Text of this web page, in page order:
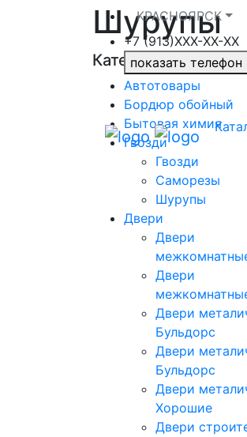
КРАСНОЯРСК
+7 (913)ХXX-ХХ-XX
показать телефон
Шурупы
Категории
Автотовары
Бордюр обойный
Бытовая химия
Гвозди
Гвозди
Саморезы
Шурупы
Двери
Двери
Двери
Двери
Бульдорс
Двери
Бульдорс
Двери
Хорошие
Двери